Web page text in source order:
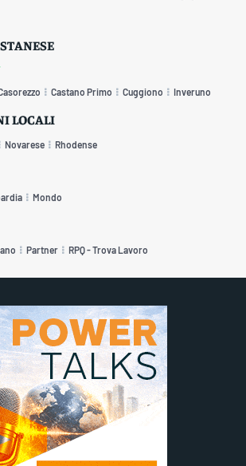
Castano Primo Cuggiono Inveruno
LOCALI
Novarese Rhodense
Mondo
Partner RPQ - Trova Lavoro